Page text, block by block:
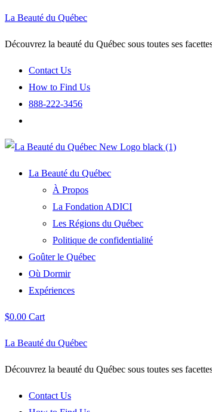
La Beauté du Québec
Découvrez la beauté du Québec sous toutes ses
Contact Us
How to Find Us
888-222-3456
La Beauté du Québec
À Propos
La Fondation ADICI
Les Régions du Québec
Politique de confidentialité
Goûter le Québec
Où Dormir
Expériences
$0.00 Cart
La Beauté du Québec
Découvrez la beauté du Québec sous toutes ses
Contact Us